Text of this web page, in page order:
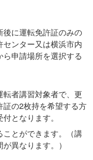
に運転免許証のみの
ンター又は横浜市内
申請場所を選択する
者講習対象者で、更
の2枚持を希望する方
となります。
とができます。（講
異なります。）